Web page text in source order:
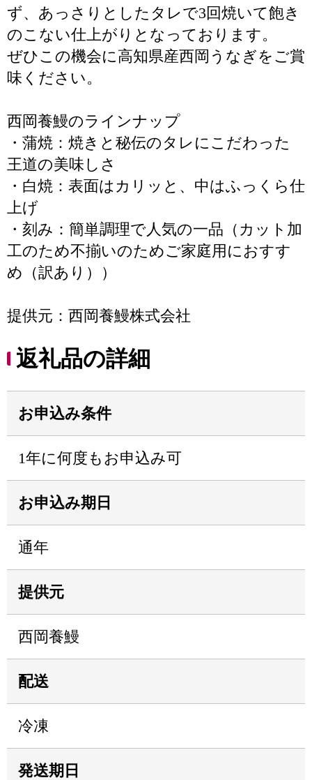
ず、あっさりとしたタレで3回焼いて飽き
のこない仕上がりとなっております。
ぜひこの機会に高知県産西岡うなぎをご賞
味ください。
西岡養鰻のラインナップ
・蒲焼：焼きと秘伝のタレにこだわった
王道の美味しさ
・白焼：表面はカリッと、中はふっくら仕
上げ
・刻み：簡単調理で人気の一品（カット加
工のため不揃いのためご家庭用におすす
め（訳あり））
提供元：西岡養鰻株式会社
返礼品の詳細
お申込み条件
1年に何度もお申込み可
お申込み期日
通年
提供元
西岡養鰻
配送
冷凍
発送期日